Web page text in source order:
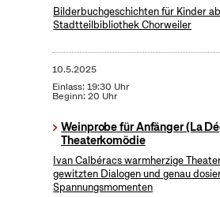
Bilderbuchgeschichten für Kinder
Stadtteilbibliothek Chorweiler
10.5.2025
Einlass: 19:30 Uhr
Beginn: 20 Uhr
Weinprobe für Anfänger (La
Theaterkomödie
Ivan Calbéracs warmherzige
gewitzten Dialogen und genau
Spannungsmomenten